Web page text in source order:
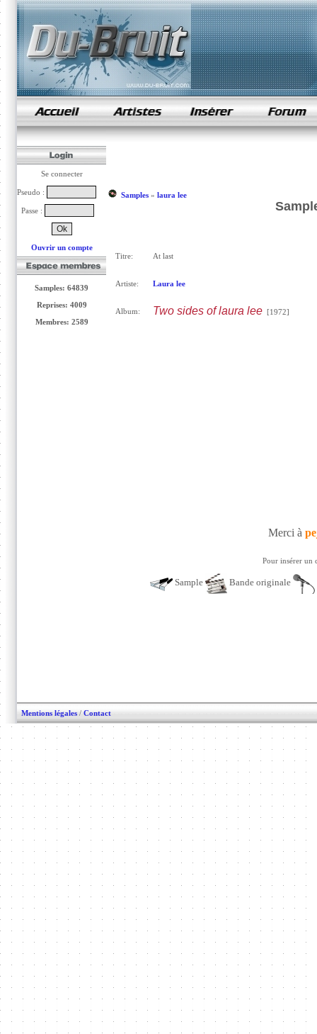
samples de rap
Se connecter
Pseudo :
Passe :
Ouvrir un compte
Samples: 64839
Reprises: 4009
Membres: 2589
Samples» laura lee
Titre: At last
Artiste: Laura lee
Album: Two sides of laura lee[1972]
Merci à
Pour insérer un
Sample Bande originale
Mentions légales / Contact